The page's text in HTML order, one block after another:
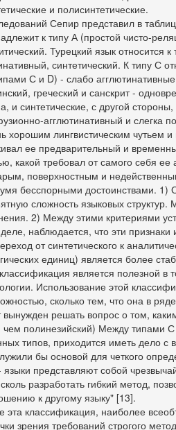
и полисинтетические.
Сепир представил в
к типу А (простой чисто-
Турецкий язык
синтетический. К типу С
С и D) - слабо
греческий и санскрит -
и синтетические, с другой
агглютинативный и слегка
хорошим лингвистическим чутьем
ее предварительный и
какой требовал от самого себя
поверхностным и
бесспорными достоинствами.
сложность языковых
2) Между этими критериями
наблюдается, что эти
от синтетического к
единиц) является более
является полезной
Использование этой
сколько тем, что она в
вынужден решать вопрос о том,
полинезийский) Между типами
типов, приходится иметь дело с
бы основой для четкого
языки представляют собой
разработать гибкий метод,
к другому языку" [13].
эта классификация, наиболее
зрения требований строгого